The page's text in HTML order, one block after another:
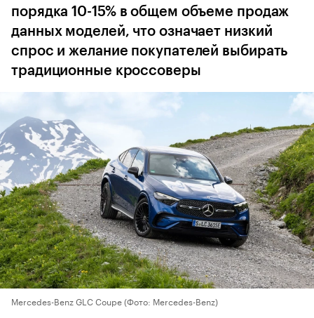
порядка 10-15% в общем объеме продаж
данных моделей, что означает низкий
спрос и желание покупателей выбирать
традиционные кроссоверы
Mercedes-Benz GLC Coupe(Фото: Mercedes-Benz)